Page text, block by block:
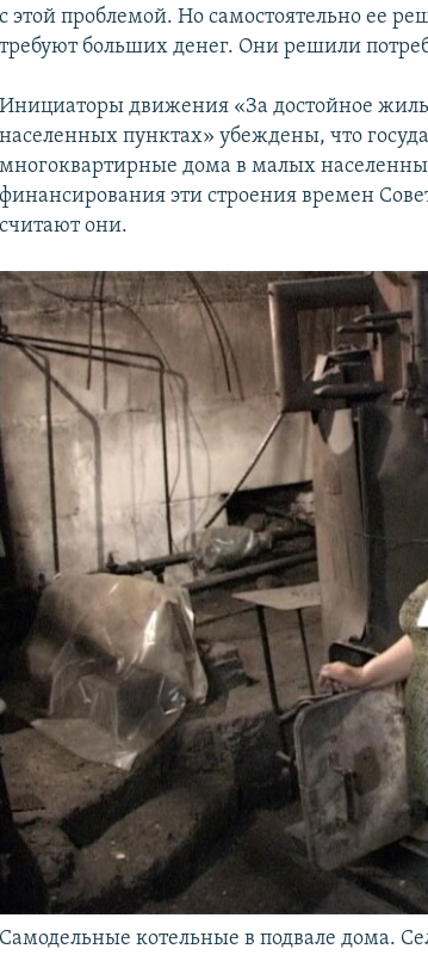
с этой проблемой. Но самостоятельно ее
требуют больших денег. Они решили
Инициаторы движения «За достойное
населенных пунктах» убеждены, что
многоквартирные дома в малых
финансирования эти строения времен
считают они.
Самодельные котельные в подвале дома.